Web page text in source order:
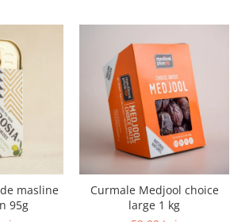
masline
95g
Curmale Medjool choice
large 1 kg